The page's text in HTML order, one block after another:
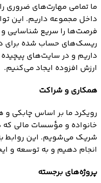
ما تمامی مهارت‌های ضروری
داخل مجموعه داریم. این
فرصت‌ها را سریع شناسایی و
ریسک‌های حساب شده برای
داریم و در سایت‌های
ارزش افزوده ایجاد می‌کنیم.
همکاری و شراکت
رویکرد ما بر اساس چابکی و
خانواده و مؤسسات مالی که
شریک می‌شویم. این روابط
انجام دهیم و به توسعه و
پروژه‌های برجسته